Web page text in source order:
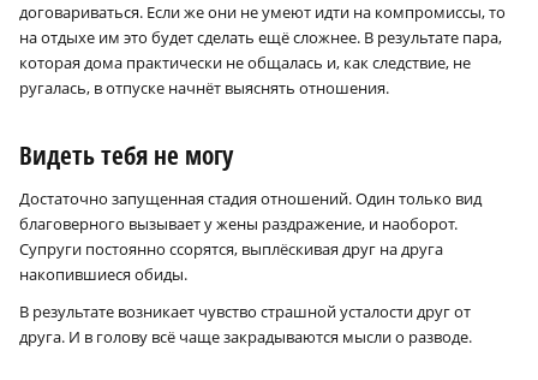
договариваться. Если же они не умеют идти на компромиссы, то
на отдыхе им это будет сделать ещё сложнее. В результате пара,
которая дома практически не общалась и, как следствие, не
ругалась, в отпуске начнёт выяснять отношения.
Видеть тебя не могу
Достаточно запущенная стадия отношений. Один только вид
благоверного вызывает у жены раздражение, и наоборот.
Супруги постоянно ссорятся, выплёскивая друг на друга
накопившиеся обиды.
В результате возникает чувство страшной усталости друг от
друга. И в голову всё чаще закрадываются мысли о разводе.